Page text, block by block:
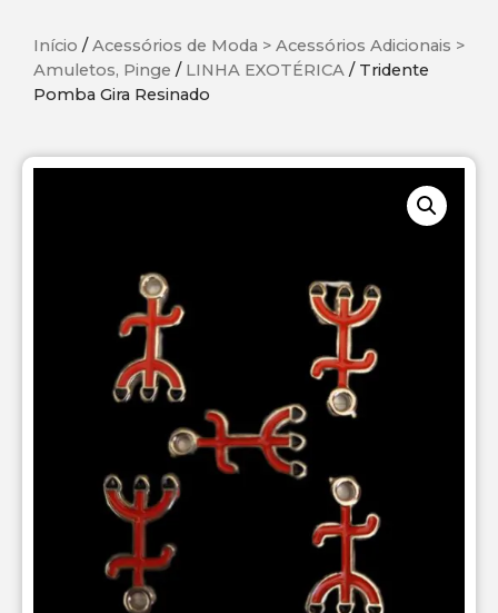
Início /Acessórios de Moda > Acessórios Adicionais >
Amuletos, Pinge / LINHA EXOTÉRICA / Tridente
Pomba Gira Resinado